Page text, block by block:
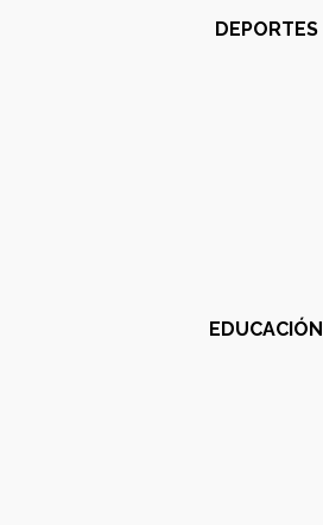
DEPORTES
EDUCACIÓN